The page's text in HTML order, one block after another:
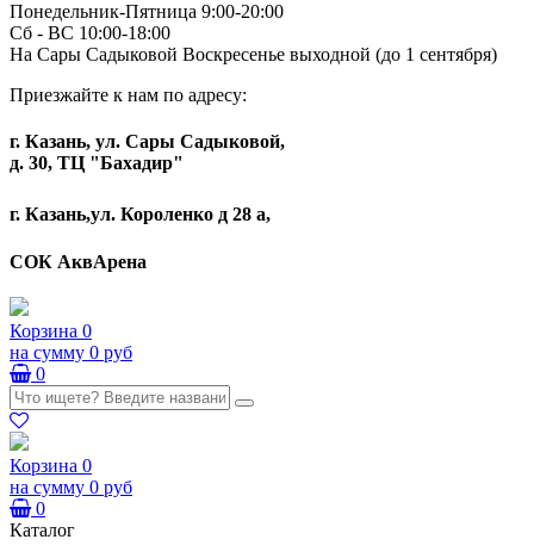
Понедельник-Пятница 9:00-20:00
Сб - ВС 10:00-18:00
На Сары Садыковой Воскресенье выходной (до 1 сентября)
Приезжайте к нам по адресу:
г. Казань, ул. Сары Садыковой,
д. 30, ТЦ "Бахадир"
г. Казань,ул. Короленко д 28 а,
СОК АквАрена
Корзина 0
на сумму 0 руб
0
Корзина 0
на сумму 0 руб
0
Каталог